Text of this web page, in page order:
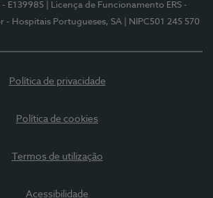
- E139985
| Licença de Funcionamento ERS -
- Hospitais Portugueses, SA | NIPC501 245 570
Política de privacidade
Política de cookies
Termos de utilização
Acessibilidade